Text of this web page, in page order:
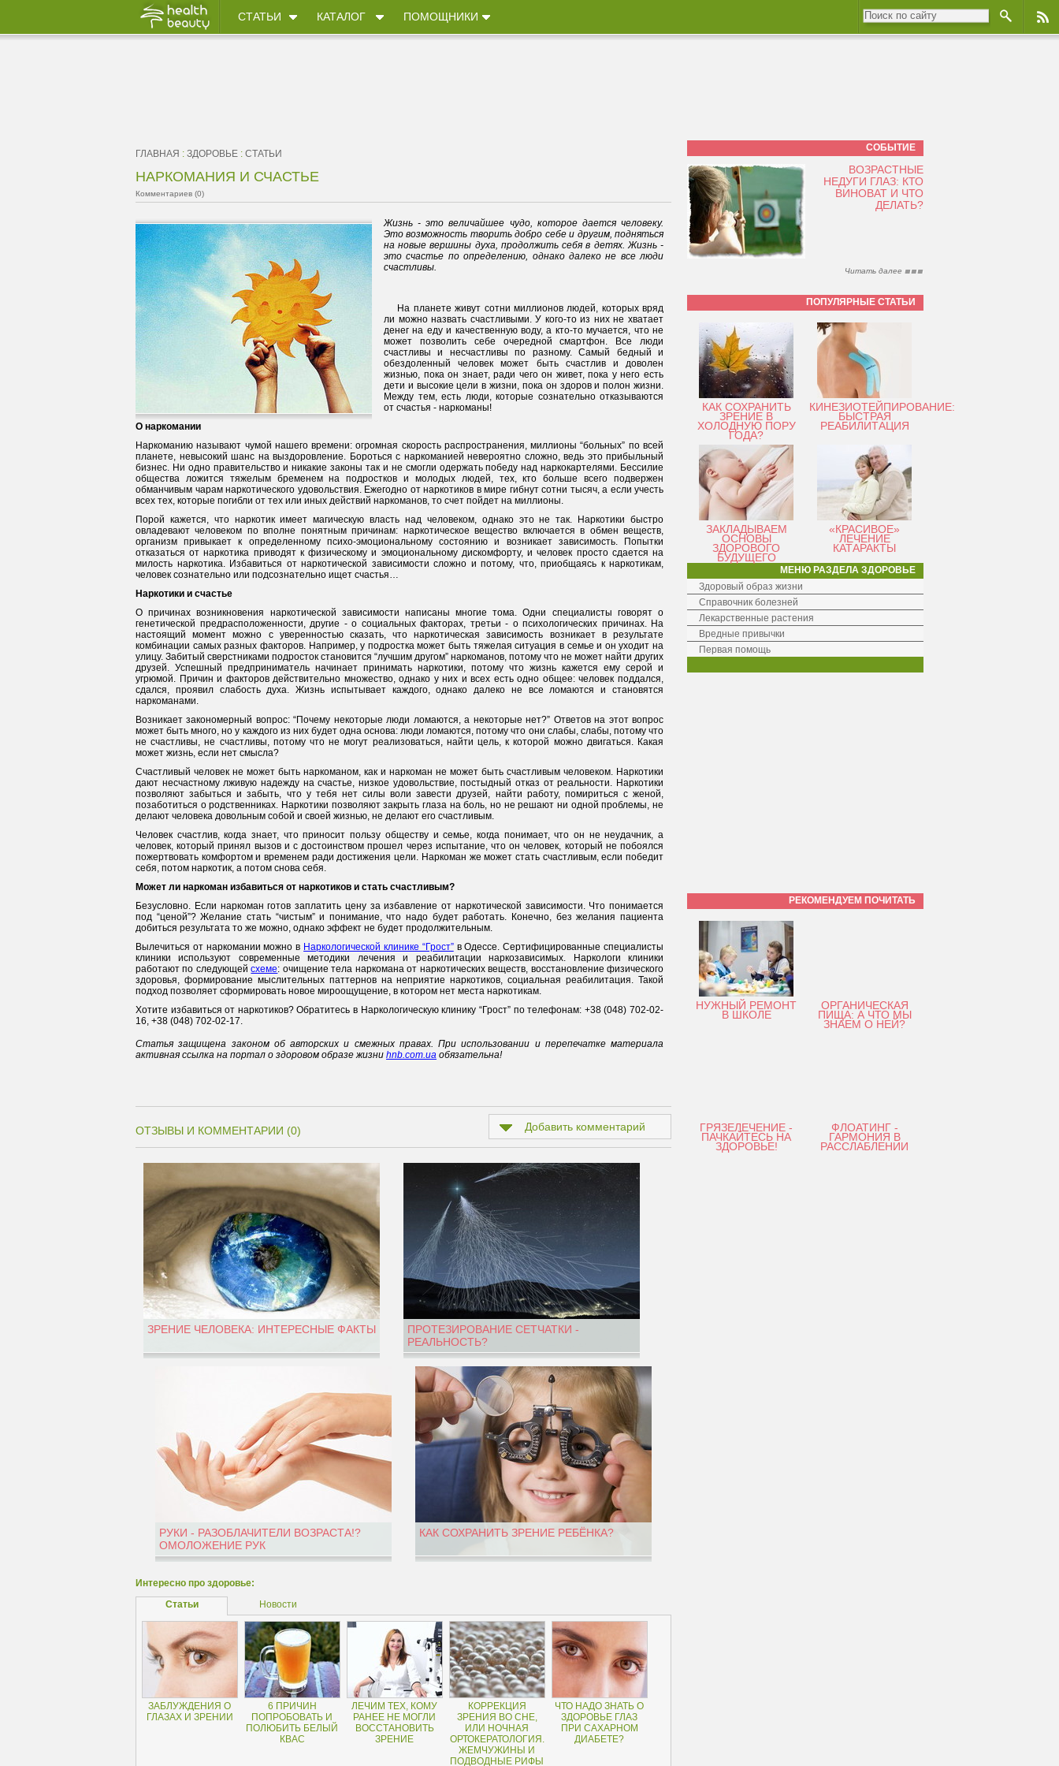
СТАТЬИ КАТАЛОГ ПОМОЩНИКИ
ГЛАВНАЯ : ЗДОРОВЬЕ : СТАТЬИ
НАРКОМАНИЯ И СЧАСТЬЕ
Комментариев (0)
Жизнь - это величайшее чудо, которое дается человеку.
Это возможность творить добро себе и другим, подняться
на новые вершины духа, продолжить себя в детях. Жизнь -
это счастье по определению, однако далеко не все люди
счастливы.
На планете живут сотни миллионов людей, которых вряд
ли можно назвать счастливыми. У кого-то из них не хватает
денег на еду и качественную воду, а кто-то мучается, что не
может позволить себе очередной смартфон. Все люди
счастливы и несчастливы по разному. Самый бедный и
обездоленный человек может быть счастлив и доволен
жизнью, пока он знает, ради чего он живет, пока у него есть
дети и высокие цели в жизни, пока он здоров и полон жизни.
Между тем, есть люди, которые сознательно отказываются
от счастья - наркоманы!
О наркомании
Наркоманию называют чумой нашего времени: огромная скорость распространения, миллионы “больных” по всей
планете, невысокий шанс на выздоровление. Бороться с наркоманией невероятно сложно, ведь это прибыльный
бизнес. Ни одно правительство и никакие законы так и не смогли одержать победу над наркокартелями. Бессилие
общества ложится тяжелым бременем на подростков и молодых людей, тех, кто больше всего подвержен
обманчивым чарам наркотического удовольствия. Ежегодно от наркотиков в мире гибнут сотни тысяч, а если учесть
всех тех, которые погибли от тех или иных действий наркоманов, то счет пойдет на миллионы.
Порой кажется, что наркотик имеет магическую власть над человеком, однако это не так. Наркотики быстро
овладевают человеком по вполне понятным причинам: наркотическое вещество включается в обмен веществ,
организм привыкает к определенному психо-эмоциональному состоянию и возникает зависимость. Попытки
отказаться от наркотика приводят к физическому и эмоциональному дискомфорту, и человек просто сдается на
милость наркотика. Избавиться от наркотической зависимости сложно и потому, что, приобщаясь к наркотикам,
человек сознательно или подсознательно ищет счастья…
Наркотики и счастье
О причинах возникновения наркотической зависимости написаны многие тома. Одни специалисты говорят о
генетической предрасположенности, другие - о социальных факторах, третьи - о психологических причинах. На
настоящий момент можно с уверенностью сказать, что наркотическая зависимость возникает в результате
комбинации самых разных факторов. Например, у подростка может быть тяжелая ситуация в семье и он уходит на
улицу. Забитый сверстниками подросток становится “лучшим другом” наркоманов, потому что не может найти других
друзей. Успешный предприниматель начинает принимать наркотики, потому что жизнь кажется ему серой и
угрюмой. Причин и факторов действительно множество, однако у них и всех есть одно общее: человек поддался,
сдался, проявил слабость духа. Жизнь испытывает каждого, однако далеко не все ломаются и становятся
наркоманами.
Возникает закономерный вопрос: “Почему некоторые люди ломаются, а некоторые нет?” Ответов на этот вопрос
может быть много, но у каждого из них будет одна основа: люди ломаются, потому что они слабы, слабы, потому что
не счастливы, не счастливы, потому что не могут реализоваться, найти цель, к которой можно двигаться. Какая
может жизнь, если нет смысла?
Счастливый человек не может быть наркоманом, как и наркоман не может быть счастливым человеком. Наркотики
дают несчастному лживую надежду на счастье, низкое удовольствие, постыдный отказ от реальности. Наркотики
позволяют забыться и забыть, что у тебя нет силы воли завести друзей, найти работу, помириться с женой,
позаботиться о родственниках. Наркотики позволяют закрыть глаза на боль, но не решают ни одной проблемы, не
делают человека довольным собой и своей жизнью, не делают его счастливым.
Человек счастлив, когда знает, что приносит пользу обществу и семье, когда понимает, что он не неудачник, а
человек, который принял вызов и с достоинством прошел через испытание, что он человек, который не побоялся
пожертвовать комфортом и временем ради достижения цели. Наркоман же может стать счастливым, если победит
себя, потом наркотик, а потом снова себя.
Может ли наркоман избавиться от наркотиков и стать счастливым?
Безусловно. Если наркоман готов заплатить цену за избавление от наркотической зависимости. Что понимается
под “ценой”? Желание стать “чистым” и понимание, что надо будет работать. Конечно, без желания пациента
добиться результата то же можно, однако эффект не будет продолжительным.
Вылечиться от наркомании можно в Наркологической клинике “Грост”в Одессе. Сертифицированные специалисты
клиники используют современные методики лечения и реабилитации наркозависимых. Наркологи клиники
работают по следующейсхеме: очищение тела наркомана от наркотических веществ, восстановление физического
здоровья, формирование мыслительных паттернов на неприятие наркотиков, социальная реабилитация. Такой
подход позволяет сформировать новое мироощущение, в котором нет места наркотикам.
Хотите избавиться от наркотиков? Обратитесь в Наркологическую клинику “Грост” по телефонам: +38 (048) 702-02-
16, +38 (048) 702-02-17.
Статья защищена законом об авторских и смежных правах. При использовании и перепечатке материала
активная ссылка на портал о здоровом образе жизни hnb.com.ua обязательна!
ОТЗЫВЫ И КОММЕНТАРИИ (0) Добавить комментарий
ЗРЕНИЕ ЧЕЛОВЕКА: ИНТЕРЕСНЫЕ ФАКТЫ
ПРОТЕЗИРОВАНИЕ СЕТЧАТКИ -
РЕАЛЬНОСТЬ?
РУКИ - РАЗОБЛАЧИТЕЛИ ВОЗРАСТА!?
ОМОЛОЖЕНИЕ РУК
КАК СОХРАНИТЬ ЗРЕНИЕ РЕБЁНКА?
Интересно про здоровье:
Статьи
Новости
ЗАБЛУЖДЕНИЯ О
ГЛАЗАХ И ЗРЕНИИ
6 ПРИЧИН
ПОПРОБОВАТЬ И
ПОЛЮБИТЬ БЕЛЫЙ
КВАС
ЛЕЧИМ ТЕХ, КОМУ
РАНЕЕ НЕ МОГЛИ
ВОССТАНОВИТЬ
ЗРЕНИЕ
КОРРЕКЦИЯ
ЗРЕНИЯ ВО СНЕ,
ИЛИ НОЧНАЯ
ОРТОКЕРАТОЛОГИЯ.
ЖЕМЧУЖИНЫ И
ПОДВОДНЫЕ РИФЫ
ЧТО НАДО ЗНАТЬ О
ЗДОРОВЬЕ ГЛАЗ
ПРИ САХАРНОМ
ДИАБЕТЕ?
СОБЫТИЕ
ВОЗРАСТНЫЕ
НЕДУГИ ГЛАЗ: КТО
ВИНОВАТ И ЧТО
ДЕЛАТЬ?
Читать далее
ПОПУЛЯРНЫЕ СТАТЬИ
КАК СОХРАНИТЬ
ЗРЕНИЕ В
ХОЛОДНУЮ ПОРУ
ГОДА?
КИНЕЗИОТЕЙПИРОВАНИЕ:
БЫСТРАЯ
РЕАБИЛИТАЦИЯ
ЗАКЛАДЫВАЕМ
ОСНОВЫ
ЗДОРОВОГО
БУДУЩЕГО
«КРАСИВОЕ»
ЛЕЧЕНИЕ
КАТАРАКТЫ
МЕНЮ РАЗДЕЛА ЗДОРОВЬЕ
Здоровый образ жизни
Справочник болезней
Лекарственные растения
Вредные привычки
Первая помощь
РЕКОМЕНДУЕМ ПОЧИТАТЬ
НУЖНЫЙ РЕМОНТ
В ШКОЛЕ
ОРГАНИЧЕСКАЯ
ПИЩА: А ЧТО МЫ
ЗНАЕМ О НЕЙ?
ГРЯЗЕЛЕЧЕНИЕ -
ПАЧКАЙТЕСЬ НА
ЗДОРОВЬЕ!
ФЛОАТИНГ -
ГАРМОНИЯ В
РАССЛАБЛЕНИИ